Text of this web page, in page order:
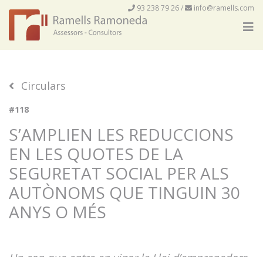
93 238 79 26/ info@ramells.com
Circulars
#118
S’AMPLIEN LES REDUCCIONS
EN LES QUOTES DE LA
SEGURETAT SOCIAL PER ALS
AUTÒNOMS QUE TINGUIN 30
ANYS O MÉS